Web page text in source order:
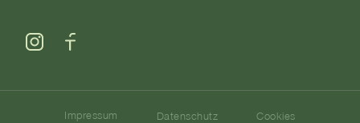
Impressum Datenschutz Cookies